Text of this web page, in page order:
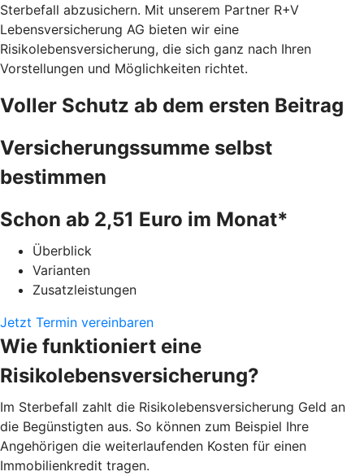
Sterbefall abzusichern. Mit unserem Partner R+V
Lebensversicherung AG bieten wir eine
Risikolebensversicherung, die sich ganz nach Ihren
Vorstellungen und Möglichkeiten richtet.
Voller Schutz ab dem ersten Beitrag
Versicherungssumme selbst
bestimmen
Schon ab 2,51 Euro im Monat*
Überblick
Varianten
Zusatzleistungen
Jetzt Termin vereinbaren
Wie funktioniert eine
Risikolebensversicherung?
Im Sterbefall zahlt die Risikolebensversicherung Geld an
die Begünstigten aus. So können zum Beispiel Ihre
Angehörigen die weiterlaufenden Kosten für einen
Immobilienkredit tragen.